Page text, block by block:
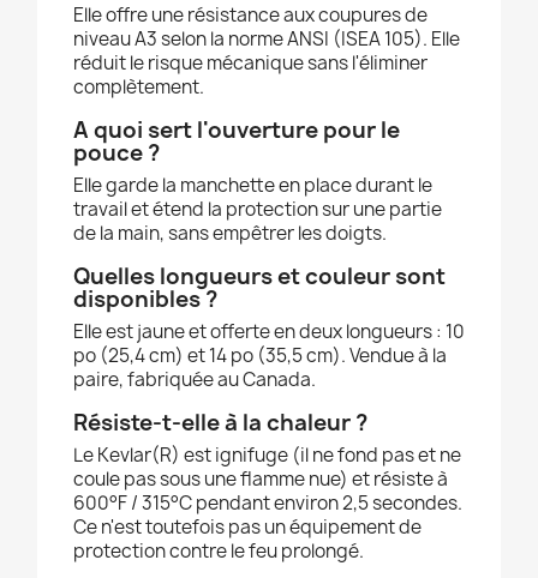
Elle offre une résistance aux coupures de
niveau A3 selon la norme ANSI (ISEA 105). Elle
réduit le risque mécanique sans l'éliminer
complètement.
A quoi sert l'ouverture pour le
pouce ?
Elle garde la manchette en place durant le
travail et étend la protection sur une partie
de la main, sans empêtrer les doigts.
Quelles longueurs et couleur sont
disponibles ?
Elle est jaune et offerte en deux longueurs : 10
po (25,4 cm) et 14 po (35,5 cm). Vendue à la
paire, fabriquée au Canada.
Résiste-t-elle à la chaleur ?
Le Kevlar(R) est ignifuge (il ne fond pas et ne
coule pas sous une flamme nue) et résiste à
600°F / 315°C pendant environ 2,5 secondes.
Ce n'est toutefois pas un équipement de
protection contre le feu prolongé.